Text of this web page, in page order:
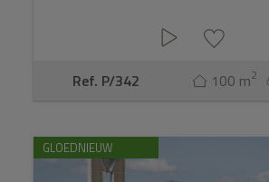
Ref. P/342 100 m2
GLOEDNIEUW